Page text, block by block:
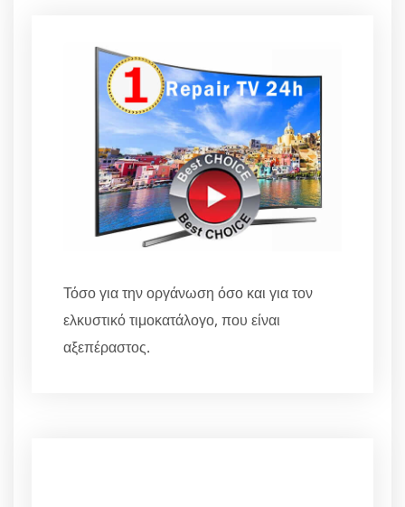
Τόσο για την οργάνωση όσο και για τον
ελκυστικό τιμοκατάλογο, που είναι
αξεπέραστος.